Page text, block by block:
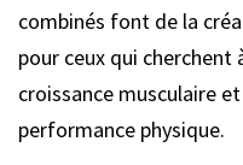
combinés font de la
pour ceux qui cherchent
croissance musculaire
performance physique.